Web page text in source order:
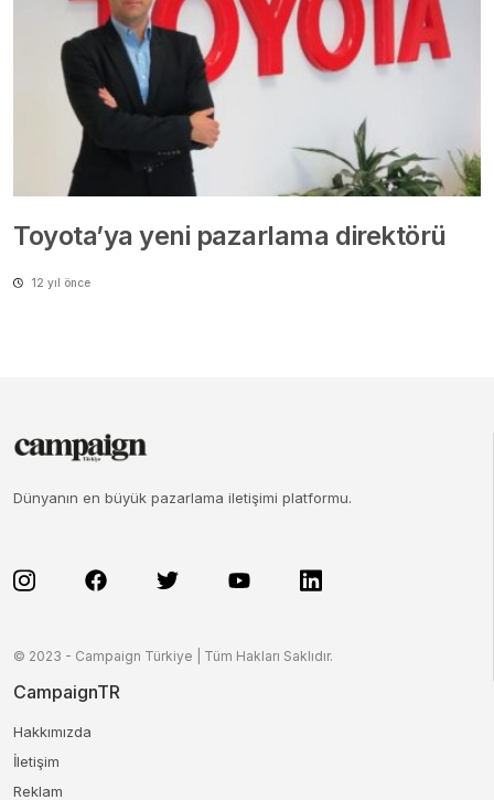
Toyota’ya yeni pazarlama direktörü
12 yıl önce
Dünyanın en büyük pazarlama iletişimi platformu.
© 2023 - Campaign Türkiye | Tüm Hakları Saklıdır.
CampaignTR
Hakkımızda
İletişim
Reklam